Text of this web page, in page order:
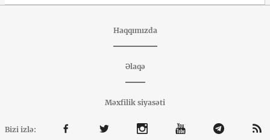
Haqqımızda
Əlaqə
Məxfilik siyasəti
Bizi izlə: